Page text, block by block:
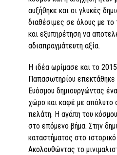
αυξήθηκε και οι γλυκές
διαθέσιμες σε όλους με το
και εξυπηρέτηση να
αδιαπραγμάτευτη αξία.
Η ιδέα ωρίμασε και το
Παπασωτηρίου
Ευόσμου δημιουργώντας
χώρο και καφέ με απόλυτο
πελάτη. Η αγάπη του
στο επόμενο βήμα. Στην
καταστήματος στο
Ακολουθώντας το